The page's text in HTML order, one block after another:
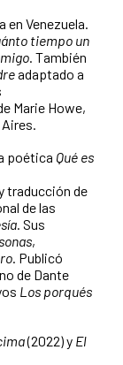
en Venezuela.
tiempo un
. También
adaptado a
Marie Howe,
poética Qué es
traducción de
de las
. Sus
,
. Publicó
de Dante
Los porqués
(2022) y El